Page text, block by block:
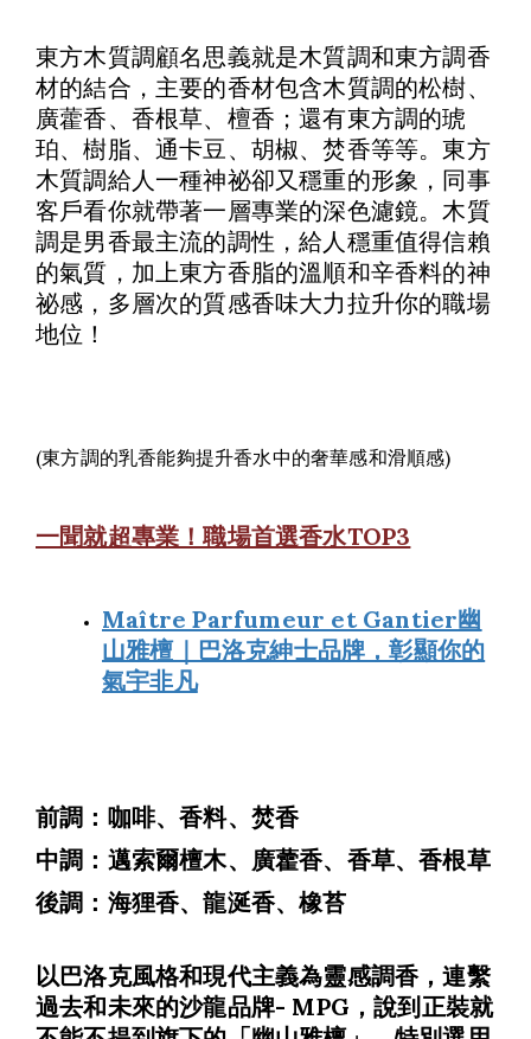
東方木質調顧名思義就是木質調和東方調香
材的結合，主要的香材包含木質調的松樹、
廣藿香、香根草、檀香；還有東方調的琥
珀、樹脂、通卡豆、胡椒、焚香等等。東方
木質調給人一種神祕卻又穩重的形象，同事
客戶看你就帶著一層專業的深色濾鏡。木質
調是男香最主流的調性，給人穩重值得信賴
的氣質，加上東方香脂的溫順和辛香料的神
祕感，多層次的質感香味大力拉升你的職場
地位！
(東方調的乳香能夠提升香水中的奢華感和滑順感)
一聞就超專業！職場首選香水TOP3
Maître Parfumeur et Gantier幽
山雅檀｜巴洛克紳士品牌，彰顯你的
氣宇非凡
前調：咖啡、香料、焚香
中調：邁索爾檀木、廣藿香、香草、香根草
後調：海狸香、龍涎香、橡苔
以巴洛克風格和現代主義為靈感調香，連繫
過去和未來的沙龍品牌- MPG，說到正裝就